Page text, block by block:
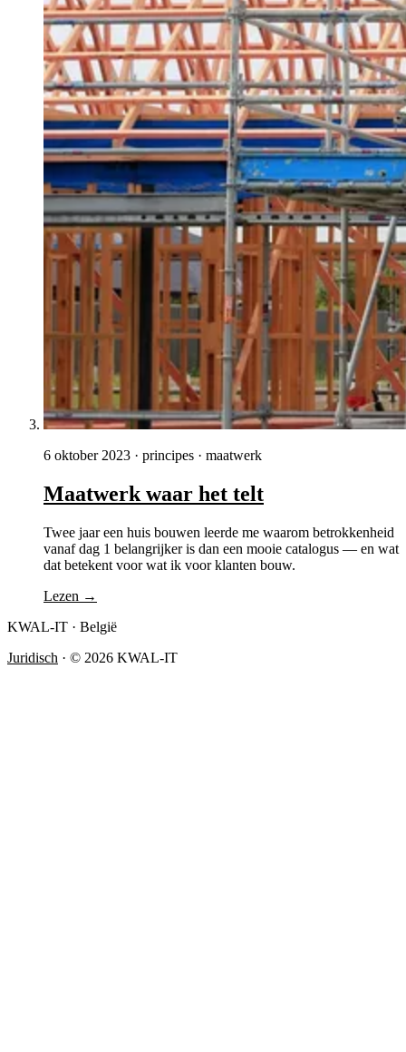
6 oktober 2023 · principes · maatwerk
Maatwerk waar het telt
Twee jaar een huis bouwen leerde me waarom betrokkenheid
vanaf dag 1 belangrijker is dan een mooie catalogus — en wat
dat betekent voor wat ik voor klanten bouw.
Lezen →
KWAL-IT · België
Juridisch · © 2026 KWAL-IT